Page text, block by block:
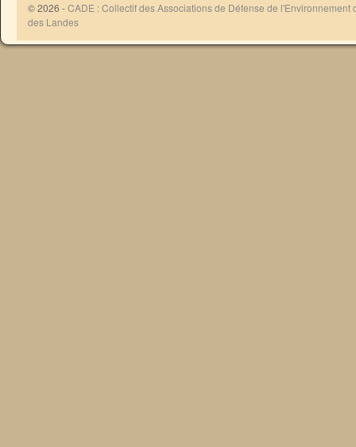
© 2026 -CADE : Collectif des Associations de Défense de l'Environnement
des Landes